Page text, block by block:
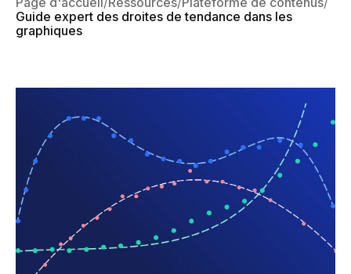
Guide expert des droites de tendance dans les
graphiques